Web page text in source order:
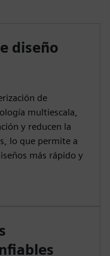
diseño
de
multiescala,
y reducen la
lo que permite a
más rápido y